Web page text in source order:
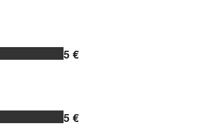
5 €
5 €